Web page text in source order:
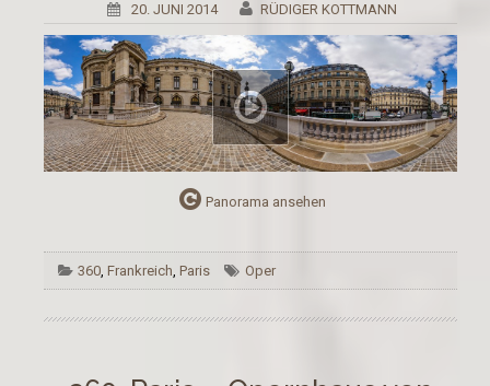
20. JUNI 2014 RÜDIGER KOTTMANN
Panorama ansehen
360,Frankreich,Paris Oper